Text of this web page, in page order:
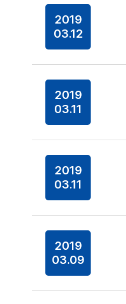
2019
03.12
2019
03.11
2019
03.11
2019
03.09